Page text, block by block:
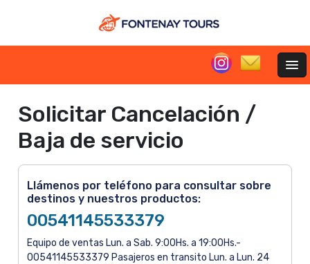
Solicitar Cancelación /
Baja de servicio
Llámenos por teléfono para consultar sobre
destinos y nuestros productos:
00541145533379
Equipo de ventas Lun. a Sab. 9:00Hs. a 19:00Hs.-
00541145533379 Pasajeros en transito Lun. a Lun. 24